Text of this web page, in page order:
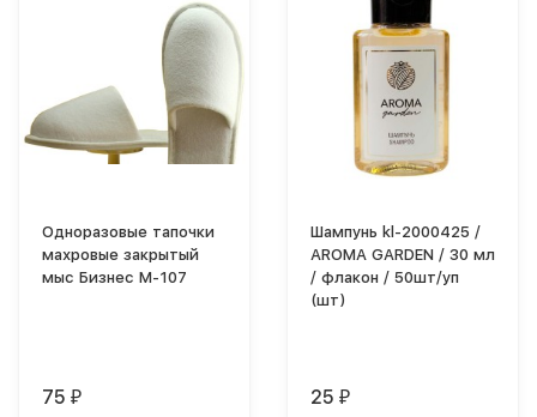
Одноразовые тапочки
махровые закрытый
мыс Бизнес М-107
75 ₽
Шампунь kl-2000425 /
AROMA GARDEN / 30 мл
/ флакон / 50шт/уп
(шт)
25 ₽